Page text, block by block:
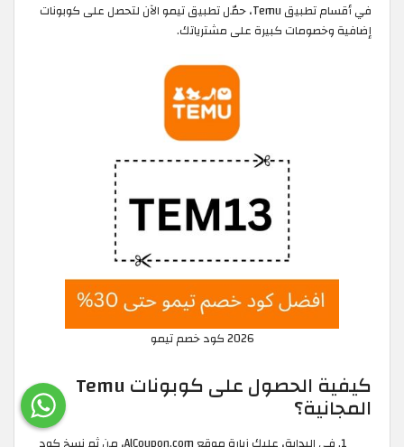
في أقسام تطبيق Temu، حمّل تطبيق تيمو الآن لتحصل على كوبونات
إضافية وخصومات كبيرة على مشترياتك.
2026 كود خصم تيمو
كيفية الحصول على كوبونات Temu
المجانية؟